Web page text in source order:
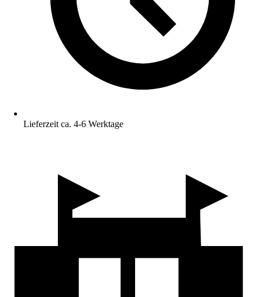
Lieferzeit ca. 4-6 Werktage